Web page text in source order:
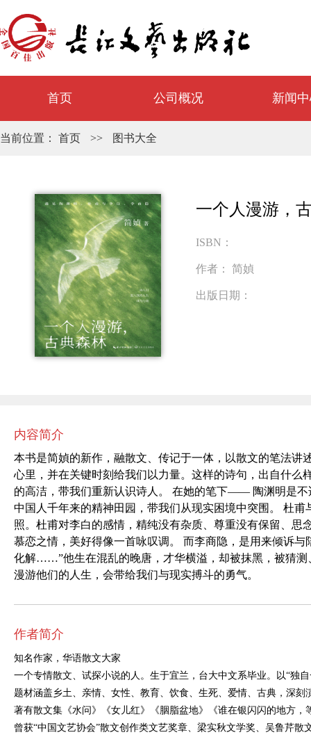
首页 公司概况 新闻
当前位置： 首页 >> 图书大全
一个人漫游，
ISBN：
作者： 简媜
出版日期：
内容简介
本书是简媜的新作，融散文、传记于一体，以散文的笔法
心里，并在关键时刻给我们以力量。这样的诗句，出自什
的高洁，带我们重新认识诗人。 在她的笔下—— 陶渊明是
中国人千年来的精神田园，带我们从现实困境中突围。 杜
照。杜甫对李白的感情，精纯没有杂质、尊重没有保留、
慕恋之情，美好得像一首咏叹调。 而李商隐，是用来倾诉
化解……”他生在混乱的晚唐，才华横溢，却被抹黑，被猜测
漫游他们的人生，会带给我们与现实搏斗的勇气。
作者简介
知名作家，华语散文大家
一个专情散文、试探小说的人。生于宜兰，台大中文系毕业。以“独
题材涵盖乡土、亲情、女性、教育、饮食、生死、爱情、古典，深
著有散文集《水问》《女儿红》《胭脂盆地》《谁在银闪闪的地方
曾获“中国文艺协会”散文创作类文艺奖章、梁实秋文学奖、吴鲁芹散